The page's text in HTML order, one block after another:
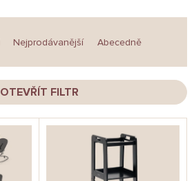
Nejprodávanější Abecedně
OTEVŘÍT FILTR